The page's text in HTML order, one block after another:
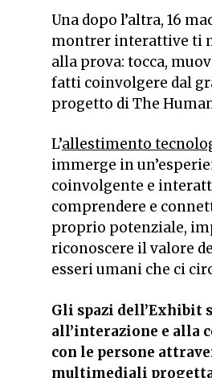
Una dopo l’altra, 16
montrer interattive ti
alla prova: tocca,
fatti coinvolgere dal
progetto di The
L’allestimento
immerge in
coinvolgente e
comprendere e
proprio potenziale,
riconoscere il valore
esseri umani che ci
Gli spazi dell’Exhibit
all’interazione e alla
con le persone
multimediali